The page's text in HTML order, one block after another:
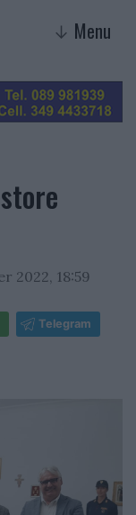
↓ Menu
2022, 18:59
Telegram